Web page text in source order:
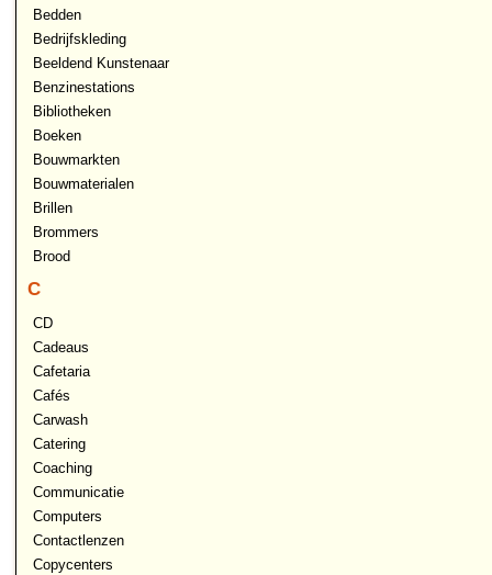
Bedden
Bedrijfskleding
Beeldend Kunstenaar
Benzinestations
Bibliotheken
Boeken
Bouwmarkten
Bouwmaterialen
Brillen
Brommers
Brood
C
CD
Cadeaus
Cafetaria
Cafés
Carwash
Catering
Coaching
Communicatie
Computers
Contactlenzen
Copycenters